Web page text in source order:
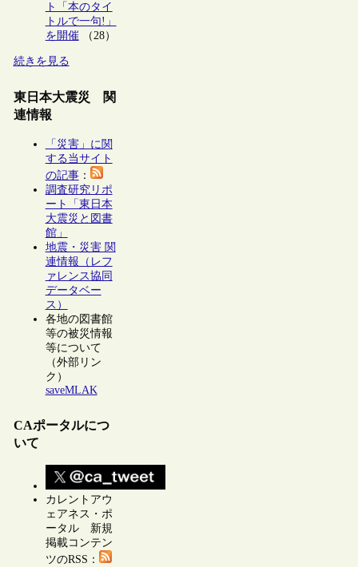
ト「本のタイ
トルで一句!」
を開催（28）
続きを見る
東日本大震災 関
連情報
「災害」に関
する当サイト
の記事：
調査研究リポ
ート「東日本
大震災と図書
館」
地震・災害 関
連情報（レフ
ァレンス協同
データベー
ス）
各地の図書館
等の被災情報
等について
（外部リン
ク）
saveMLAK
CAポータルにつ
いて
カレントアウ
ェアネス・ポ
ータル 新規
掲載コンテン
ツのRSS：